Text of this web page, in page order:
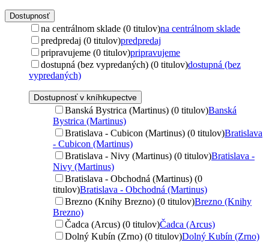
Dostupnosť
na centrálnom sklade (0 titulov)na centrálnom sklade
predpredaj (0 titulov)predpredaj
pripravujeme (0 titulov)pripravujeme
dostupná (bez vypredaných) (0 titulov)dostupná (bez
vypredaných)
Dostupnosť v kníhkupectve
Banská Bystrica (Martinus) (0 titulov)Banská
Bystrica (Martinus)
Bratislava - Cubicon (Martinus) (0 titulov)Bratislava
- Cubicon (Martinus)
Bratislava - Nivy (Martinus) (0 titulov)Bratislava -
Nivy (Martinus)
Bratislava - Obchodná (Martinus) (0
titulov)Bratislava - Obchodná (Martinus)
Brezno (Knihy Brezno) (0 titulov)Brezno (Knihy
Brezno)
Čadca (Arcus) (0 titulov)Čadca (Arcus)
Dolný Kubín (Zrno) (0 titulov)Dolný Kubín (Zrno)